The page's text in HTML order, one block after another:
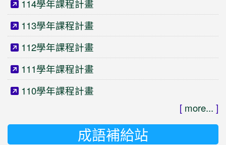
114學年課程計畫
113學年課程計畫
112學年課程計畫
111學年課程計畫
110學年課程計畫
[ more... ]
成語補給站